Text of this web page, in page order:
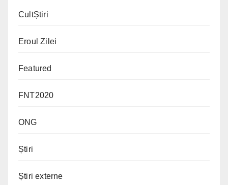
CultȘtiri
Eroul Zilei
Featured
FNT2020
ONG
Știri
Știri externe